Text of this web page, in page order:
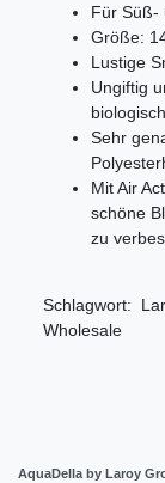
Für Süß-
Größe:
Lustige
Ungiftig
Sehr
Mit Air
schöne
zu
Schlagwort:
Wholesale
AquaDella by Laroy